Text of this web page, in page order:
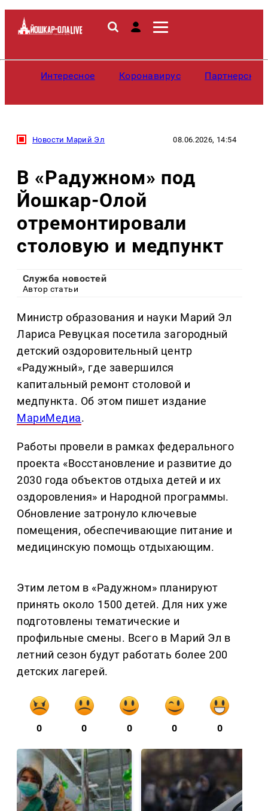
Интересное Коронавирус
Новости Марий Эл 08.06.2026, 14:54
В «Радужном» под
Йошкар-Олой
отремонтировали
столовую и медпункт
Служба новостей
Автор статьи
Министр образования и науки Марий Эл
Лариса Ревуцкая посетила загородный
детский оздоровительный центр
«Радужный», где завершился
капитальный ремонт столовой и
медпункта. Об этом пишет издание
МариМедиа.
Работы провели в рамках федерального
проекта «Восстановление и развитие до
2030 года объектов отдыха детей и их
оздоровления» и Народной программы.
Обновление затронуло ключевые
помещения, обеспечивающие питание и
медицинскую помощь отдыхающим.
Этим летом в «Радужном» планируют
принять около 1500 детей. Для них уже
подготовлены тематические и
профильные смены. Всего в Марий Эл в
летний сезон будут работать более 200
детских лагерей.
0 0 0 0 0